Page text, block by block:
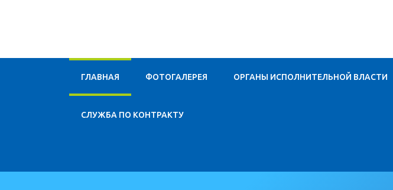
ГЛАВНАЯ ФОТОГАЛЕРЕЯ ОРГАНЫ ИСПОЛНИТЕЛЬНОЙ ВЛАСТИ
CЛУЖБА ПО КОНТРАКТУ